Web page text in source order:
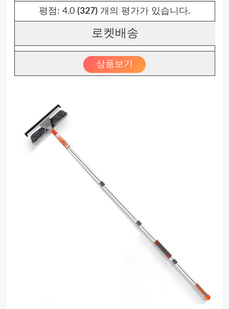
평점: 4.0 (327) 개의 평가가 있습니다.
로켓배송
상품보기